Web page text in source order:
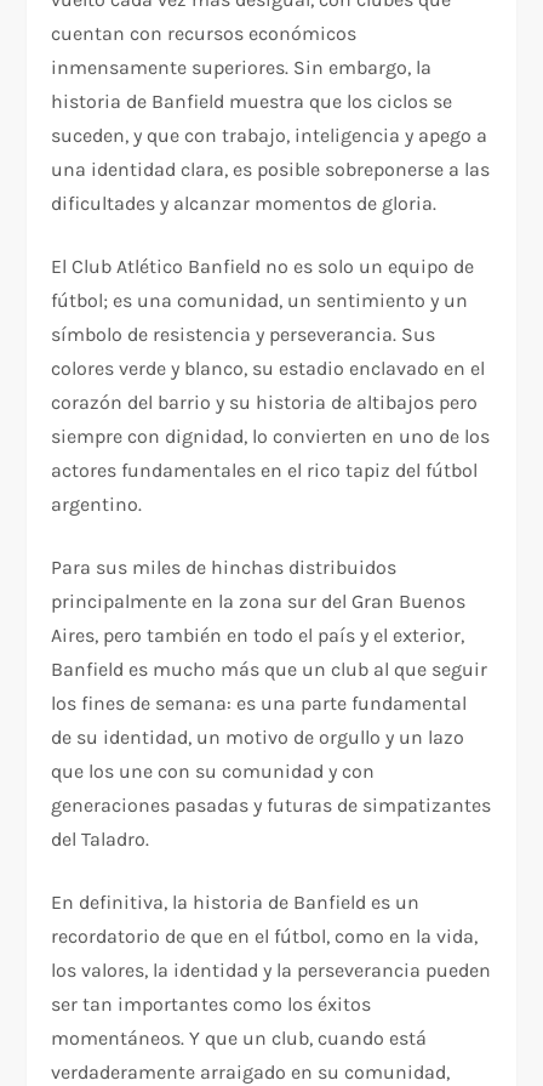
cuentan con recursos económicos
inmensamente superiores. Sin embargo, la
historia de Banfield muestra que los ciclos se
suceden, y que con trabajo, inteligencia y apego a
una identidad clara, es posible sobreponerse a las
dificultades y alcanzar momentos de gloria.
El Club Atlético Banfield no es solo un equipo de
fútbol; es una comunidad, un sentimiento y un
símbolo de resistencia y perseverancia. Sus
colores verde y blanco, su estadio enclavado en el
corazón del barrio y su historia de altibajos pero
siempre con dignidad, lo convierten en uno de los
actores fundamentales en el rico tapiz del fútbol
argentino.
Para sus miles de hinchas distribuidos
principalmente en la zona sur del Gran Buenos
Aires, pero también en todo el país y el exterior,
Banfield es mucho más que un club al que seguir
los fines de semana: es una parte fundamental
de su identidad, un motivo de orgullo y un lazo
que los une con su comunidad y con
generaciones pasadas y futuras de simpatizantes
del Taladro.
En definitiva, la historia de Banfield es un
recordatorio de que en el fútbol, como en la vida,
los valores, la identidad y la perseverancia pueden
ser tan importantes como los éxitos
momentáneos. Y que un club, cuando está
verdaderamente arraigado en su comunidad,